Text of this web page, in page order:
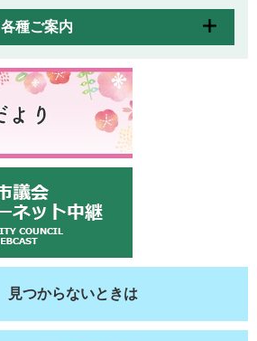
各種ご案内
見つからないときは